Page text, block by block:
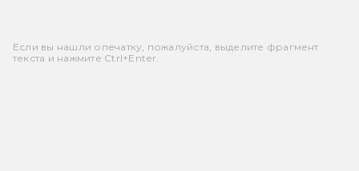
Если вы нашли опечатку, пожалуйста, выделите фрагмент
текста и нажмите Ctrl+Enter.